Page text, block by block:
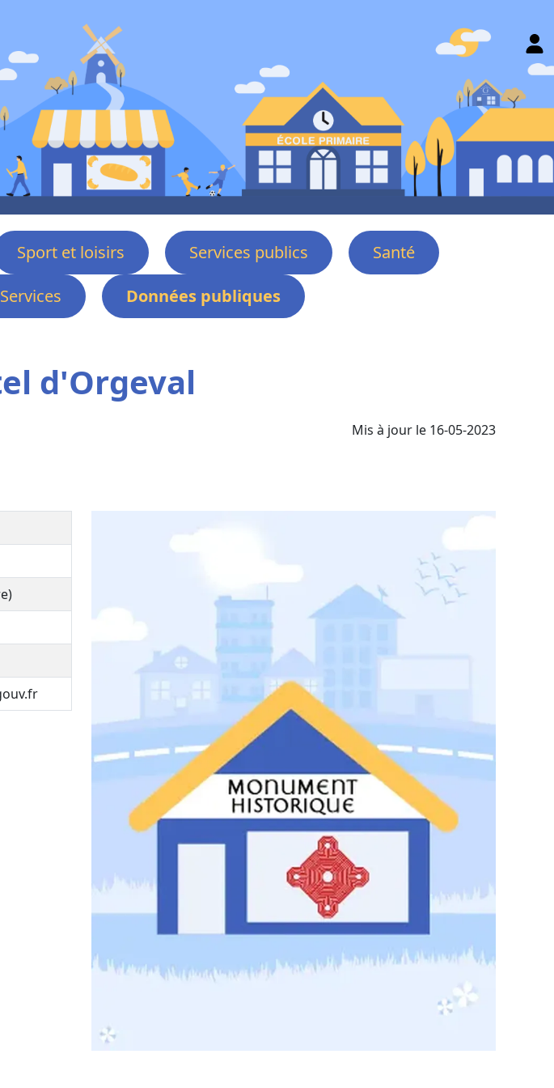
Sport et loisirs Services publics
Santé
Données publiques
d'Orgeval
Mis à jour le 16-05-2023